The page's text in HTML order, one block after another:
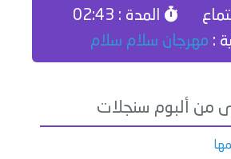
المدة : 02:43
: مهرجان سلام سلام
من ألبوم سنجلات